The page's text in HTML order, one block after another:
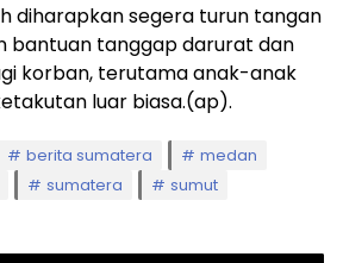
diharapkan segera turun tangan
bantuan tanggap darurat dan
korban, terutama anak-anak
luar biasa.(ap).
berita sumatera
medan
sumatera
sumut